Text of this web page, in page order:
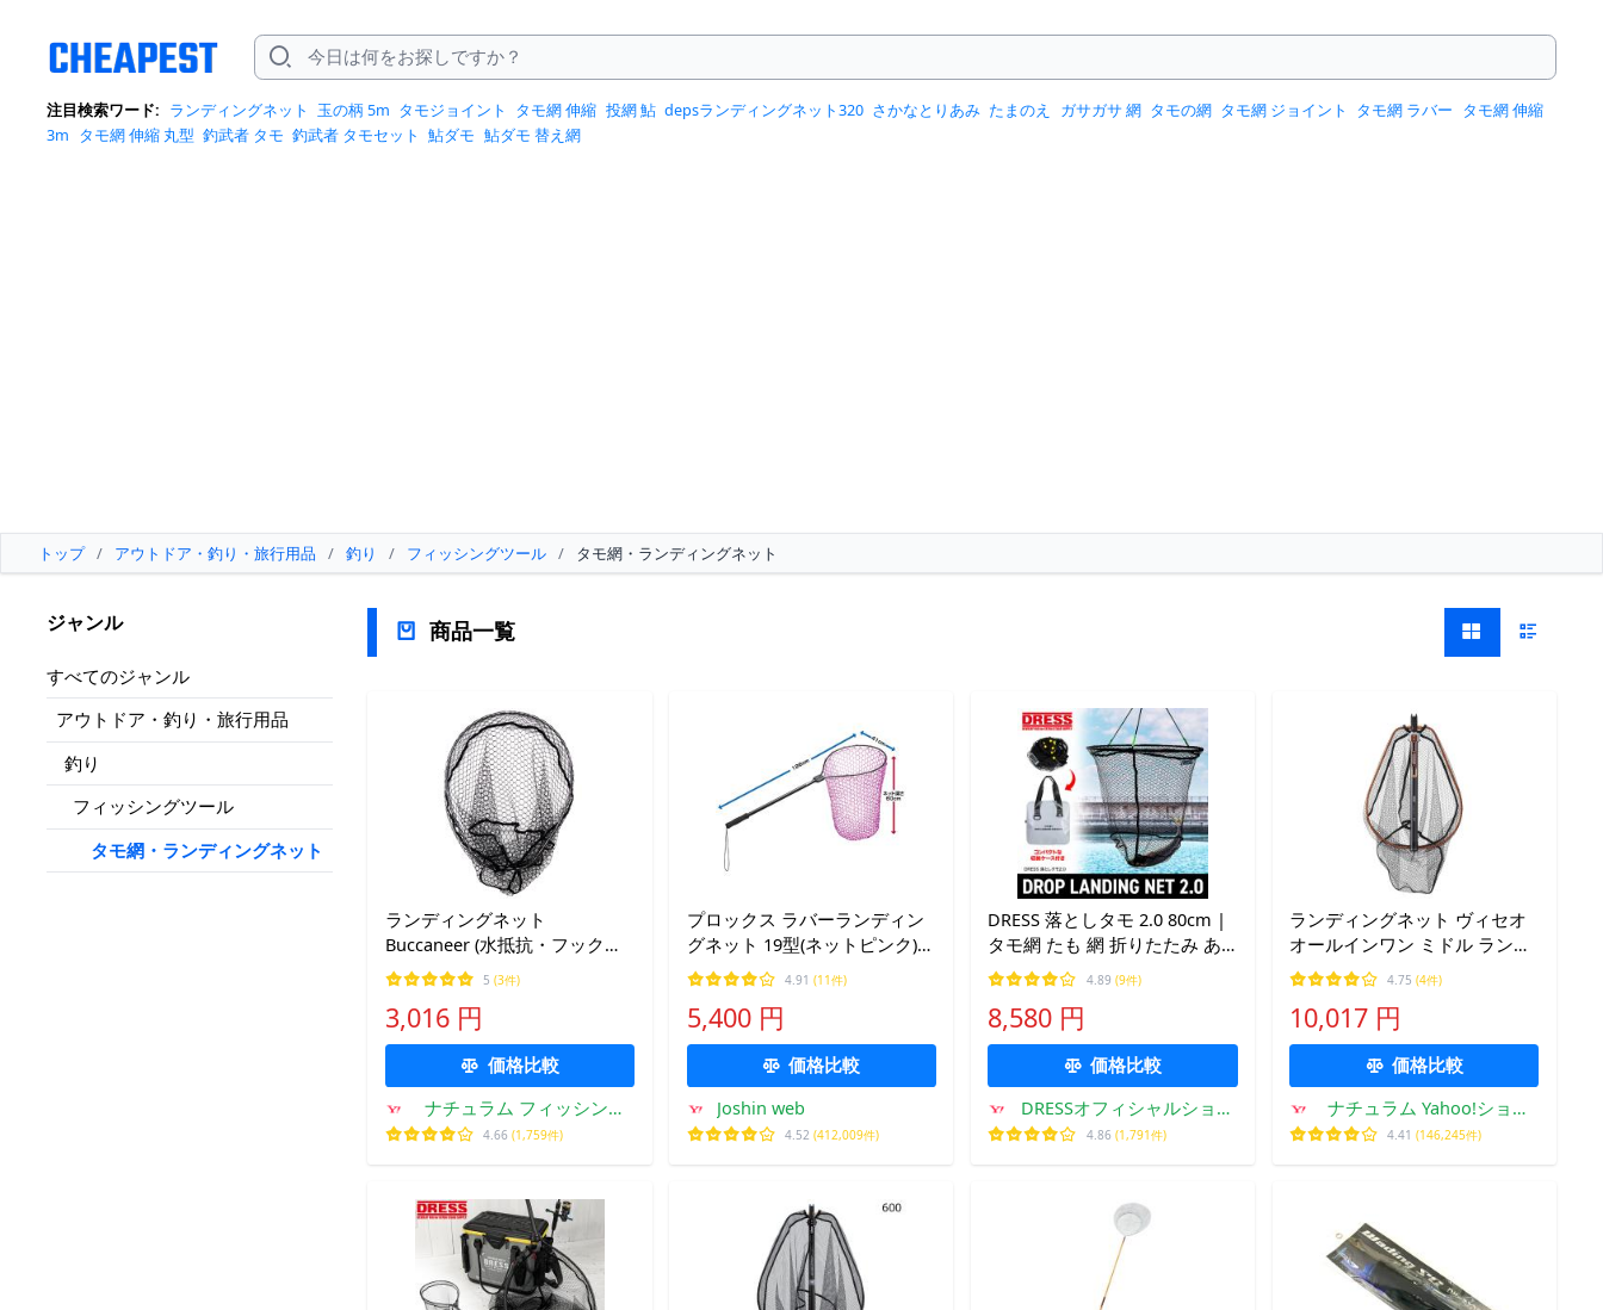
注目検索ワード: ランディングネット 玉の柄 5m タモジョイント タモ網 伸縮 投網 鮎 depsランディングネット320 さかなとりあみ たまのえ ガサガサ 網 タモの網 タモ網 ジョイント タモ網 ラバー タモ網 伸縮
3m タモ網 伸縮 丸型 釣武者 タモ 釣武者 タモセット 鮎ダモ 鮎ダモ 替え網
トップ / アウトドア・釣り・旅行用品 / 釣り / フィッシングツール / タモ網・ランディングネット
ジャンル
すべてのジャンル
アウトドア・釣り・旅行用品
釣り
フィッシングツール
タモ網・ランディングネット
商品一覧
ランディングネット
Buccaneer (水抵抗・フック絡
み激減)網目の大きな軽量オー
バル型アルミフレームラバー
ネット 45×55cm ガンメタ(ワン
フレーム)
5 (3件)
3,016 円
価格比較
ナチュラム フィッシング
専門店
4.66 (1,759件)
プロックス ラバーランディン
グネット 19型(ネットピンク)深
さ60cm 返品種別A
4.91 (11件)
5,400 円
価格比較
Joshin web
4.52 (412,009件)
DRESS 落としタモ 2.0 80cm |
タモ網 たも 網 折りたたみ あ
み 折りたたみ式 ランディング
ネット 釣り 夜釣り 収納バッグ
付属 便利
4.89 (9件)
8,580 円
価格比較
DRESSオフィシャルショッ
プ
4.86 (1,791件)
ランディングネット ヴィセオ
オールインワン ミドル ランデ
ィングネット 350
4.75 (4件)
10,017 円
価格比較
ナチュラム Yahoo!ショッ
ピング店
4.41 (146,245件)